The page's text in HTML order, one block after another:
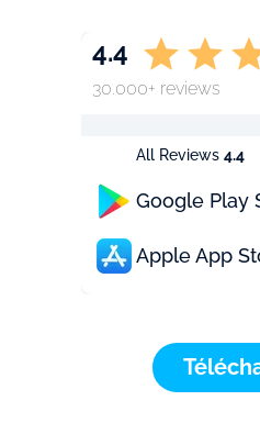
All Reviews 4.4
Google Play
Apple App
4.4
30.000+ reviews